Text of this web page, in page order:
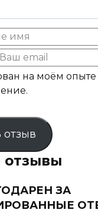
на моём
отзыв
отзывы
ЗА